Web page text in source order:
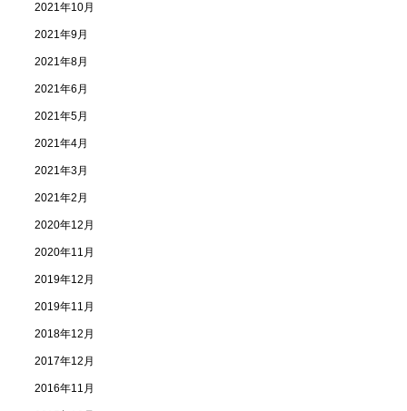
2021年10月
2021年9月
2021年8月
2021年6月
2021年5月
2021年4月
2021年3月
2021年2月
2020年12月
2020年11月
2019年12月
2019年11月
2018年12月
2017年12月
2016年11月